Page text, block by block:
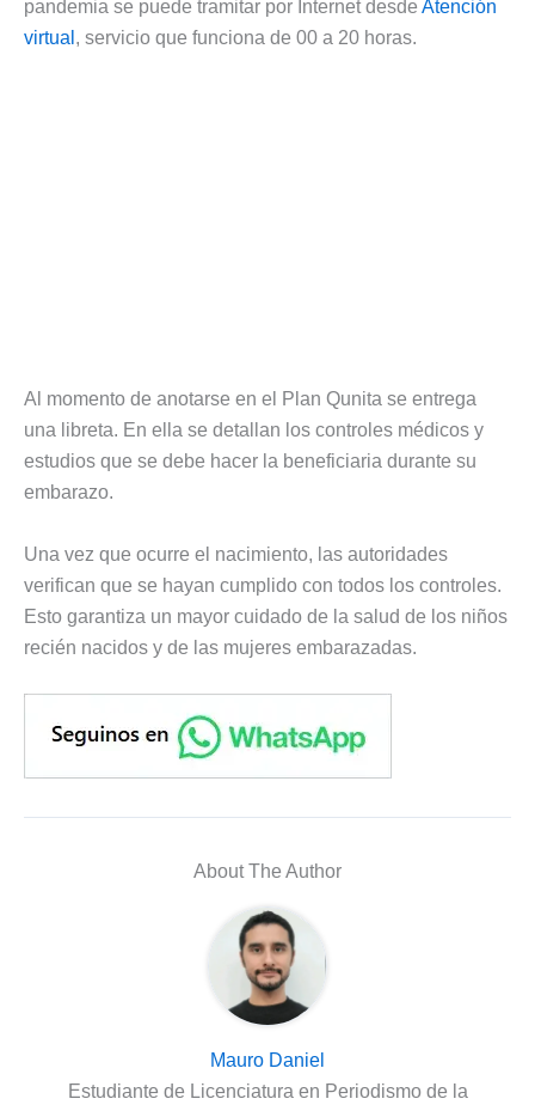
pandemia se puede tramitar por Internet desde Atención
virtual , servicio que funciona de 00 a 20 horas.
Al momento de anotarse en el Plan Qunita se entrega
una libreta. En ella se detallan los controles médicos y
estudios que se debe hacer la beneficiaria durante su
embarazo.
Una vez que ocurre el nacimiento, las autoridades
verifican que se hayan cumplido con todos los controles.
Esto garantiza un mayor cuidado de la salud de los niños
recién nacidos y de las mujeres embarazadas.
About The Author
Mauro Daniel
Estudiante de Licenciatura en Periodismo de la